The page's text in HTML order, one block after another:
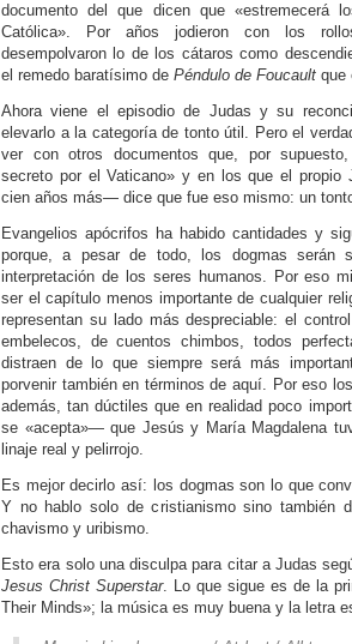
documento del que dicen que «estremecerá
Católica». Por años jodieron con los
desempolvaron lo de los cátaros como
el remedo baratísimo de Péndulo de Foucault
Ahora viene el episodio de Judas y su
elevarlo a la categoría de tonto útil. Pero el
ver con otros documentos que, por
secreto por el Vaticano» y en los que el propio
cien años más— dice que fue eso mismo: un
Evangelios apócrifos ha habido cantidades y
porque, a pesar de todo, los dogmas serán
interpretación de los seres humanos. Por eso
ser el capítulo menos importante de cualquier
representan su lado más despreciable: el
embelecos, de cuentos chimbos, todos
distraen de lo que siempre será más
porvenir también en términos de aquí. Por eso
además, tan dúctiles que en realidad poco
se «acepta»— que Jesús y María Magdalena
linaje real y pelirrojo.
Es mejor decirlo así: los dogmas son lo que
Y no hablo solo de cristianismo sino también
chavismo y uribismo.
Esto era solo una disculpa para citar a Judas
Jesus Christ Superstar. Lo que sigue es de la
Their Minds»; la música es muy buena y la letra